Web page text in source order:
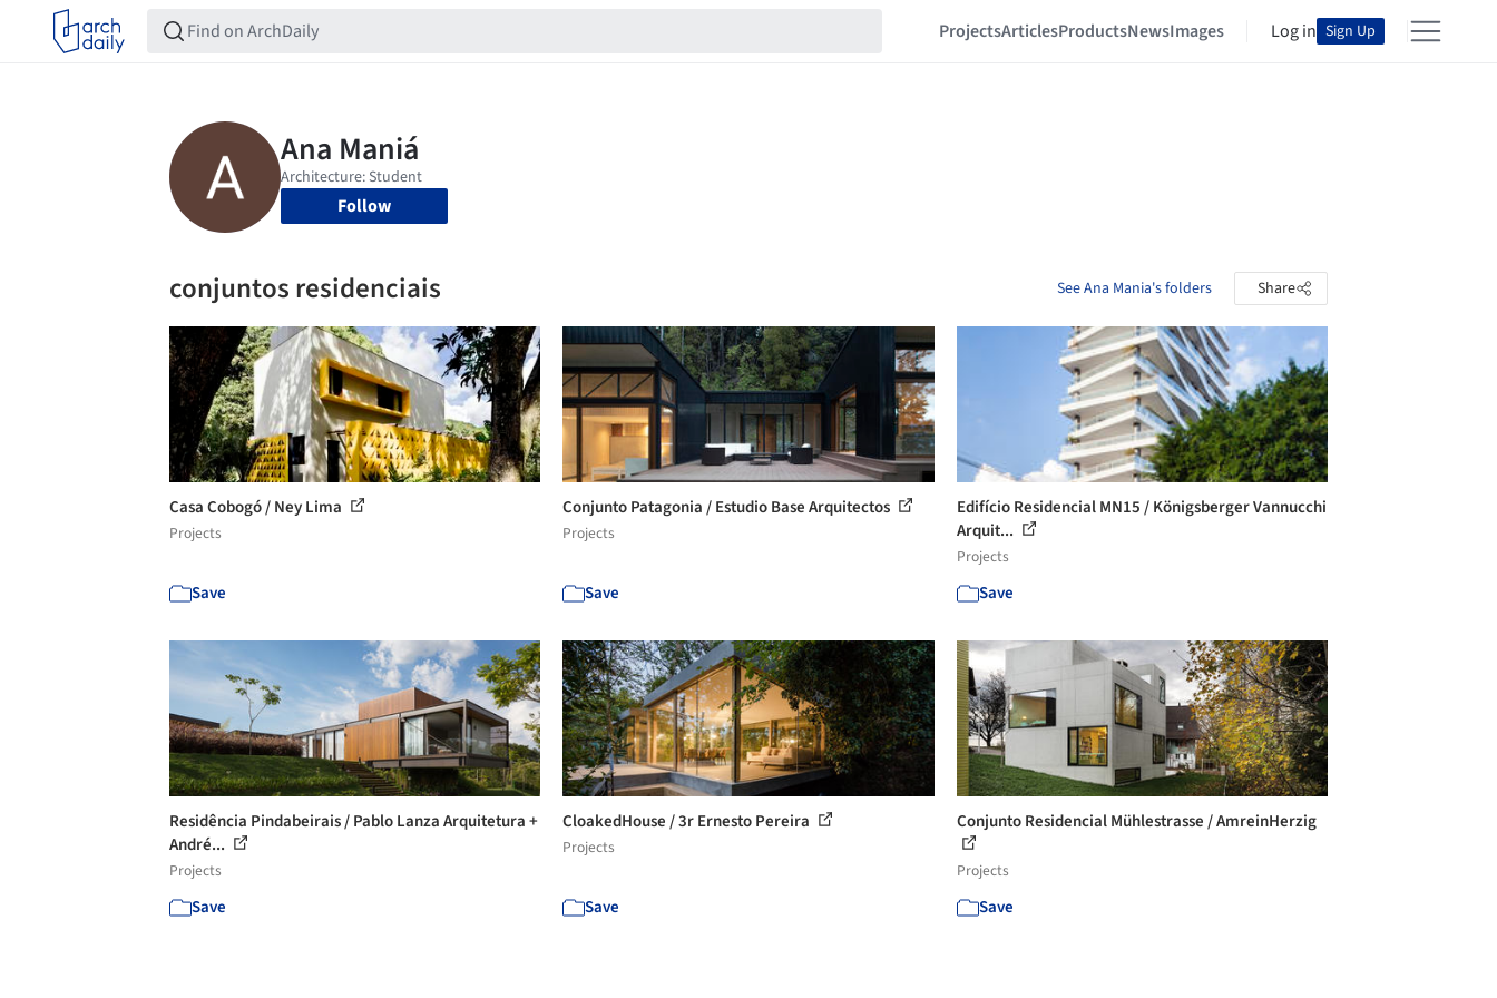
ProjectsArticlesProductsNewsImages Log in Sign Up
Follow
conjuntos residenciais See Ana Mania's folders Share
Casa Cobogó / Ney Lima
Projects
Save
Conjunto Patagonia / Estudio Base Arquitectos
Projects
Save
Edifício Residencial MN15 / Königsberger Vannucchi
Arquit...
Projects
Save
Residência Pindabeirais / Pablo Lanza Arquitetura +
André...
Projects
Save
CloakedHouse / 3r Ernesto Pereira
Projects
Save
Conjunto Residencial Mühlestrasse / AmreinHerzig
Projects
Save